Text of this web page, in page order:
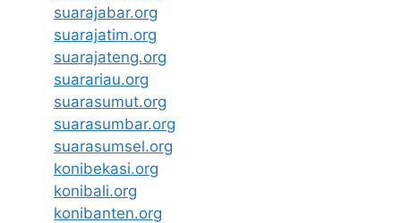
suarajabar.org
suarajatim.org
suarajateng.org
suarariau.org
suarasumut.org
suarasumbar.org
suarasumsel.org
konibekasi.org
konibali.org
konibanten.org